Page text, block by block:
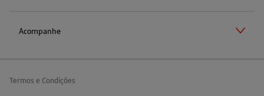
Acompanhe
Termos e Condições